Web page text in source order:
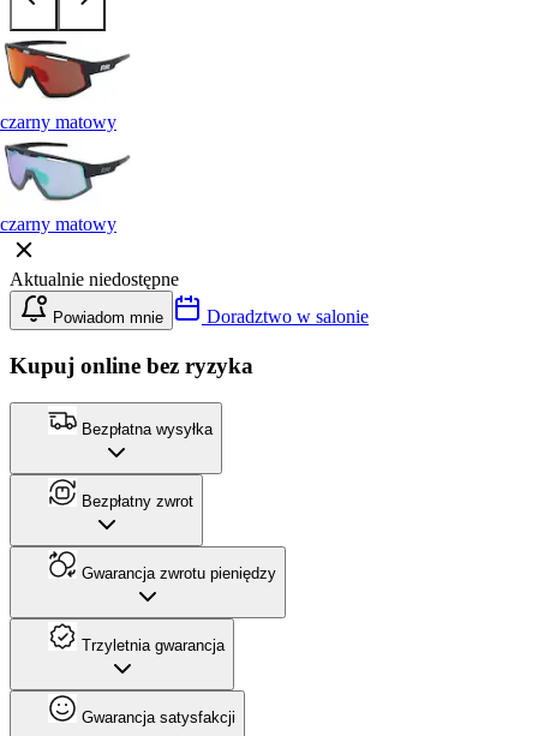
czarny matowy
czarny matowy
Aktualnie niedostępne
Powiadom mnie Doradztwo w salonie
Kupuj online bez ryzyka
Bezpłatna wysyłka
Bezpłatny zwrot
Gwarancja zwrotu pieniędzy
Trzyletnia gwarancja
Gwarancja satysfakcji